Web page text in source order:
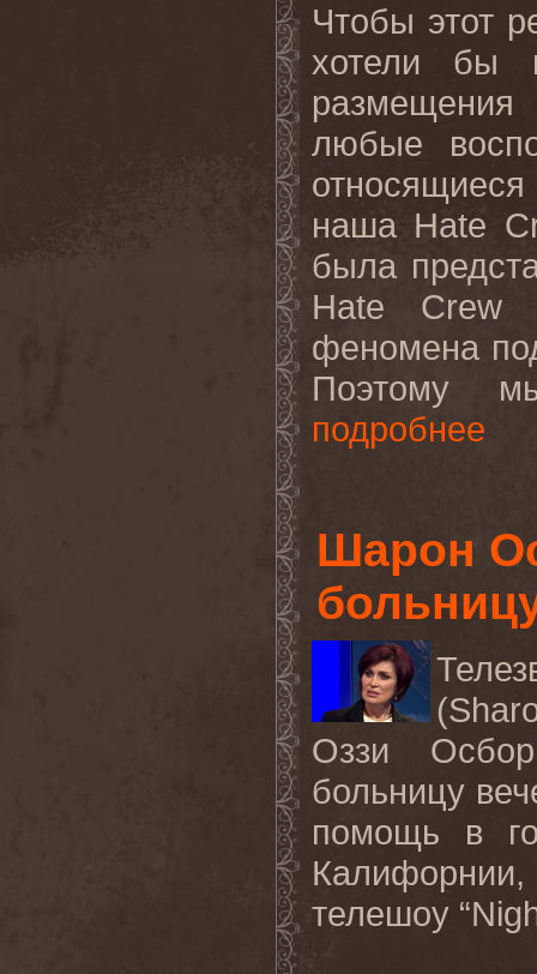
Чтобы этот
хотели бы
любые
наша Hate
была
Hate
Crew
феномена
Поэтому
подробнее
Шарон
(
Оззи
больницу
помощь в
Калифорнии,
телешоу “